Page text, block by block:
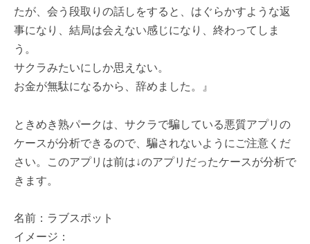
たが、会う段取りの話しをすると、はぐらかすような返
事になり、結局は会えない感じになり、終わってしま
う。
サクラみたいにしか思えない。
お金が無駄になるから、辞めました。』
ときめき熟パークは、サクラで騙している悪質アプリの
ケースが分析できるので、騙されないようにご注意くだ
さい。このアプリは前は↓のアプリだったケースが分析で
きます。
名前：ラブスポット
イメージ：